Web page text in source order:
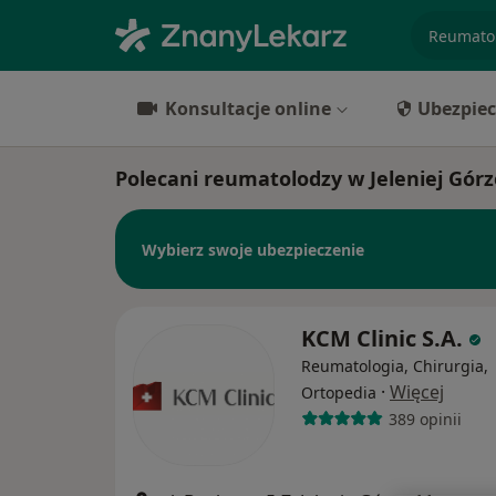
Konsultacje online
Polecani reumatolodzy w Jeleniej
Wybierz swoje ubezpieczenie
KCM Clinic S.A.
Reumatologia, Chirurgia,
Ortopedia · Więcej
389 opinii